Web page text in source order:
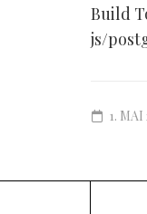
Build
js/
1. MAI